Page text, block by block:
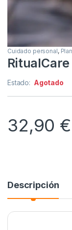
Cuidado personal,
Estado: Agotado
32,90 €
Descripción